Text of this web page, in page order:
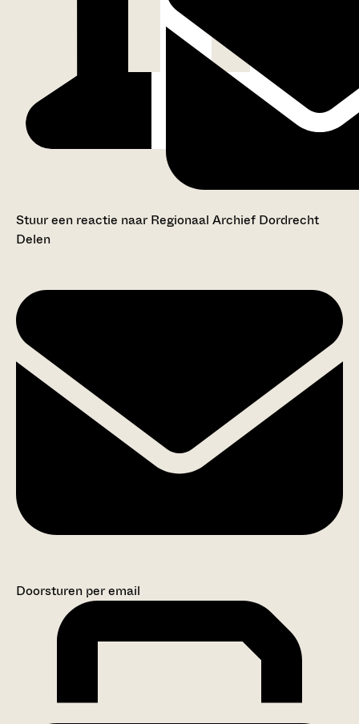
Stuur een reactie naar Regionaal Archief Dordrecht
Delen
Doorsturen per email